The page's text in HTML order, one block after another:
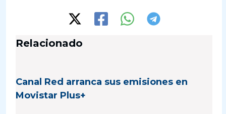
Relacionado
Canal Red arranca sus emisiones en
Movistar Plus+